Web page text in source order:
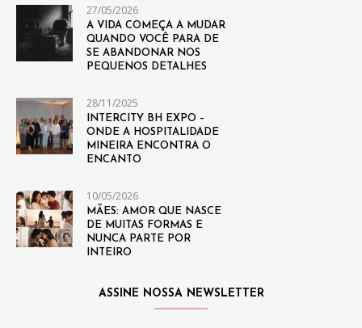
27/05/2026
A VIDA COMEÇA A MUDAR
QUANDO VOCÊ PARA DE
SE ABANDONAR NOS
PEQUENOS DETALHES
28/11/2025
INTERCITY BH EXPO –
ONDE A HOSPITALIDADE
MINEIRA ENCONTRA O
ENCANTO
10/05/2026
MÃES: AMOR QUE NASCE
DE MUITAS FORMAS E
NUNCA PARTE POR
INTEIRO
ASSINE NOSSA NEWSLETTER